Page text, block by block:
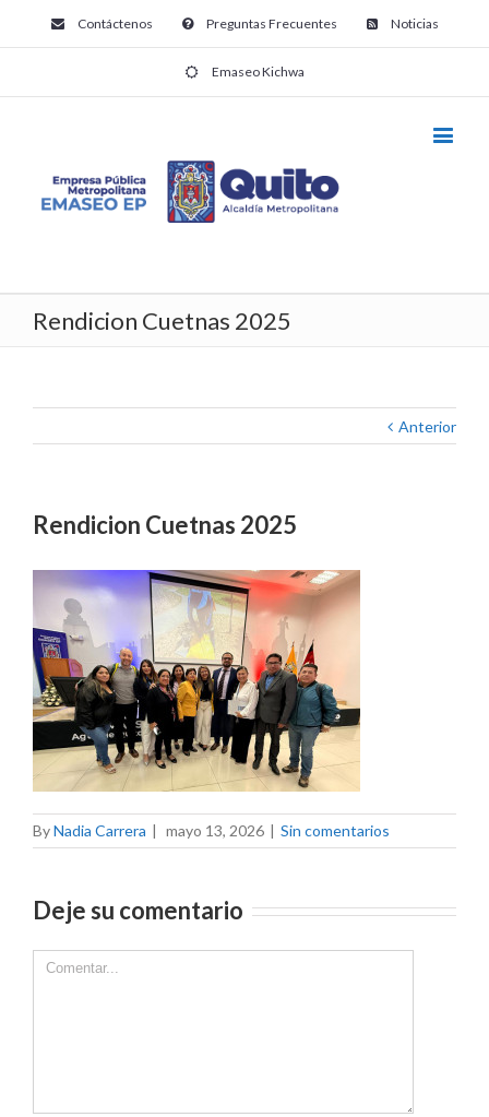
Contáctenos Preguntas Frecuentes Noticias
Emaseo Kichwa
Rendicion Cuetnas 2025
Anterior
Rendicion Cuetnas 2025
ByNadia Carrera | mayo 13, 2026 | Sin comentarios
Deje su comentario
Comment